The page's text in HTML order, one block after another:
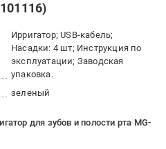
Ирригатор; USB-кабель;
Насадки: 4 шт; Инструкция по
эксплуатации; Заводская
упаковка.
зеленый
для зубов и полости рта MG-